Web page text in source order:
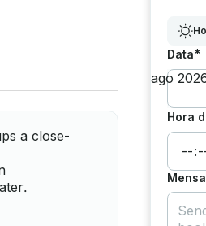
a close-
Data*
Hora